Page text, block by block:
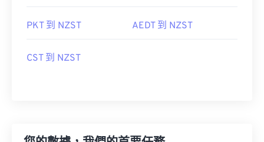
PKT 到 NZST AEDT 到 NZST
CST 到 NZST